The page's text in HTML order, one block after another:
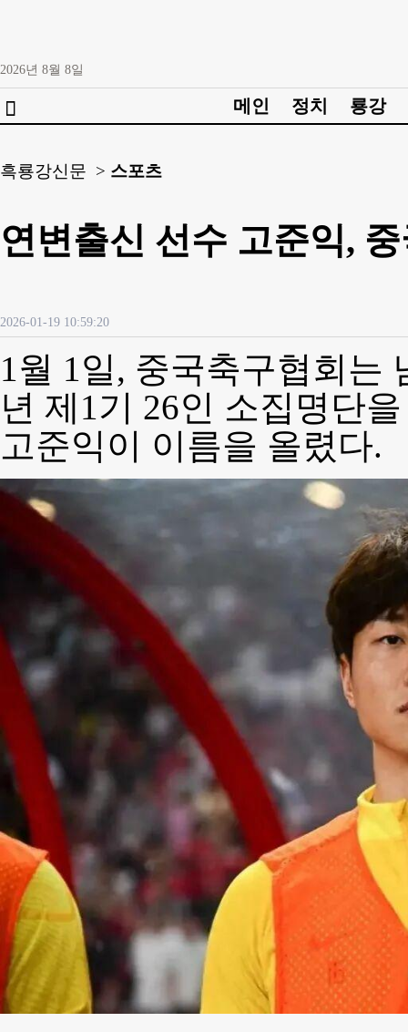
2026년 8월 8일
 메인 정치 룡강
흑룡강신문 > 스포츠
연변출신 선수 고준익,
2026-01-19 10:59:20
1월 1일, 중국축구협회는
년 제1기 26인 소집명단
고준익이 이름을 올렸다.